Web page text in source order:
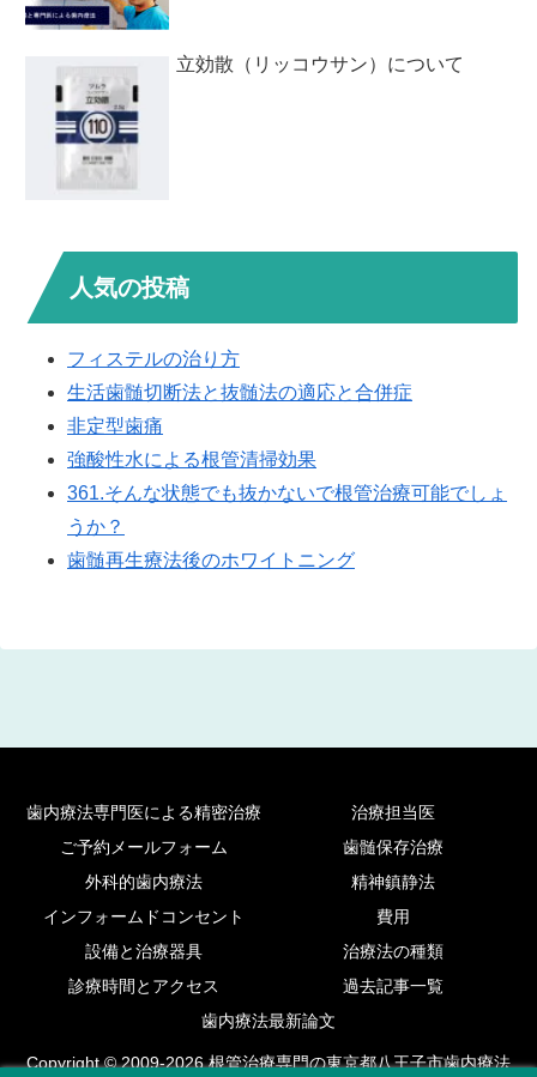
立効散（リッコウサン）について
人気の投稿
フィステルの治り方
生活歯髄切断法と抜髄法の適応と合併症
非定型歯痛
強酸性水による根管清掃効果
361.そんな状態でも抜かないで根管治療可能でしょ
うか？
歯髄再生療法後のホワイトニング
歯内療法専門医による精密治療
治療担当医
ご予約メールフォーム
歯髄保存治療
外科的歯内療法
精神鎮静法
インフォームドコンセント
費用
設備と治療器具
治療法の種類
診療時間とアクセス
過去記事一覧
歯内療法最新論文
Copyright © 2009-2026 根管治療専門の東京都八王子市歯内療法